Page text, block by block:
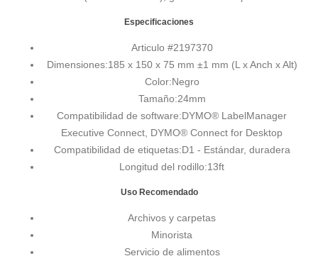
Especificaciones
Articulo #2197370
Dimensiones:185 x 150 x 75 mm ±1 mm (L x Anch x Alt)
Color:Negro
Tamaño:24mm
Compatibilidad de software:DYMO® LabelManager
Executive Connect, DYMO® Connect for Desktop
Compatibilidad de etiquetas:D1 - Estándar, duradera
Longitud del rodillo:13ft
Uso Recomendado
Archivos y carpetas
Minorista
Servicio de alimentos